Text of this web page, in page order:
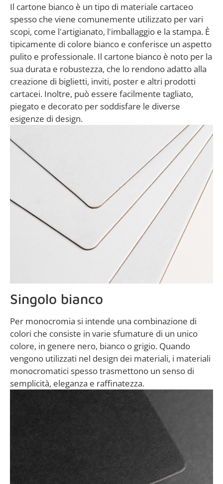
Il cartone bianco è un tipo di materiale cartaceo
spesso che viene comunemente utilizzato per vari
scopi, come l'artigianato, l'imballaggio e la stampa. È
tipicamente di colore bianco e conferisce un aspetto
pulito e professionale. Il cartone bianco è noto per la
sua durata e robustezza, che lo rendono adatto alla
creazione di biglietti, inviti, poster e altri prodotti
cartacei. Inoltre, può essere facilmente tagliato,
piegato e decorato per soddisfare le diverse
esigenze di design.
Singolo bianco
Per monocromia si intende una combinazione di
colori che consiste in varie sfumature di un unico
colore, in genere nero, bianco o grigio. Quando
vengono utilizzati nel design dei materiali, i materiali
monocromatici spesso trasmettono un senso di
semplicità, eleganza e raffinatezza.